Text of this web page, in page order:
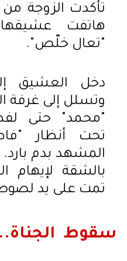
تأكدت الزوجة
هاتفت
"تعال خلّص".
دخل العشيق
وتسلل إلى غرفة
"محمد" حتى لفظ
تحت أنظار
المشهد بدم بارد.
بالشقة لإيهام
تمت على يد
سقوط